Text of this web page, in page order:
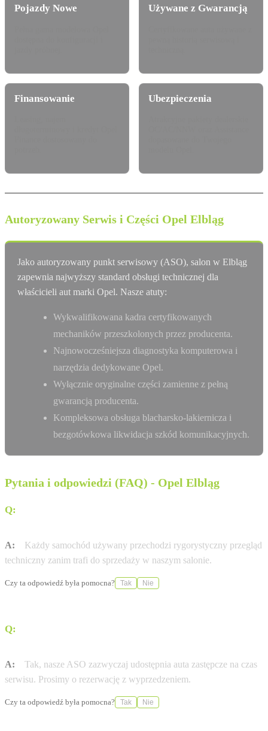
Pojazdy Nowe Używane z Gwarancją
Finansowanie Ubezpieczenia
Autoryzowany Serwis i Części Opel Elbląg
Jako autoryzowany punkt serwisowy (ASO), salon w Elbląg
zapewnia najwyższy standard obsługi technicznej dla
właścicieli aut marki Opel. Nasze atuty:
Wykwalifikowana kadra certyfikowanych
mechaników przeszkolonych przez producenta.
Najnowocześniejsza diagnostyka komputerowa i
narzędzia dedykowane Opel.
Wyłącznie oryginalne części zamienne z pełną
gwarancją producenta.
Kompleksowa obsługa blacharsko-lakiernicza i
bezgotówkowa likwidacja szkód komunikacyjnych.
Pytania i odpowiedzi (FAQ) - Opel Elbląg
Q:
A:
Każdy samochód używany przechodzi rygorystyczny przegląd
techniczny zanim trafi do sprzedaży w naszym salonie.
Czy ta odpowiedź była pomocna? Tak Nie
Q:
A:
Tak, nasze ASO zazwyczaj udostępnia auta zastępcze na czas
serwisu. Prosimy o rezerwację z wyprzedzeniem.
Czy ta odpowiedź była pomocna? Tak Nie